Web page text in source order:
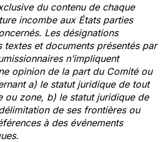
du contenu de chaque
incombe aux États parties
Les désignations
textes et documents présentés par
n’impliquent
opinion de la part du Comité ou
a) le statut juridique de tout
ou zone, b) le statut juridique de
de ses frontières ou
à des événements